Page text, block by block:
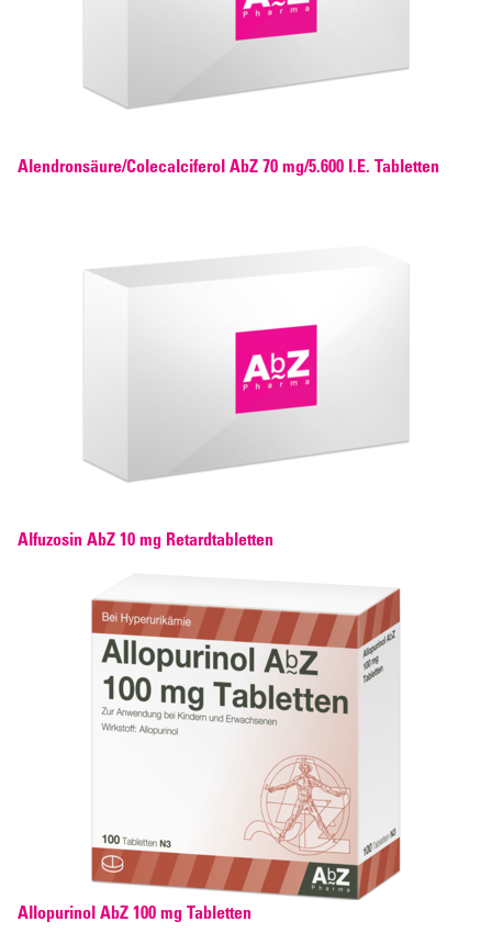
Alendronsäure/Colecalciferol AbZ 70 mg/5.600 I.E. Tabletten
Alfuzosin AbZ 10 mg Retardtabletten
Allopurinol AbZ 100 mg Tabletten